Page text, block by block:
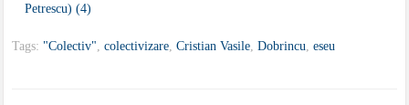
Petrescu) (4)
Tags: "Colectiv" ,colectivizare ,Cristian Vasile ,Dobrincu ,eseu